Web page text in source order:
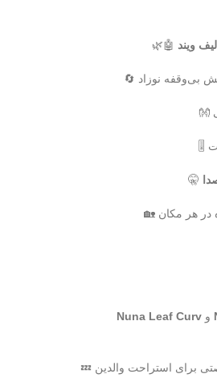
ویند 🤖🌿
بی‌وقفه نوزاد 🔄
👐
🎚️
🤫
در هر مکان 🏡
و Nuna Leaf Curv
برای استراحت والدین 💤